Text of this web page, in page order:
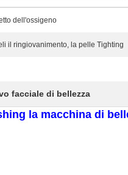
dell'ossigeno
il ringiovanimento, la pelle Tighting
facciale di bellezza
la macchina di